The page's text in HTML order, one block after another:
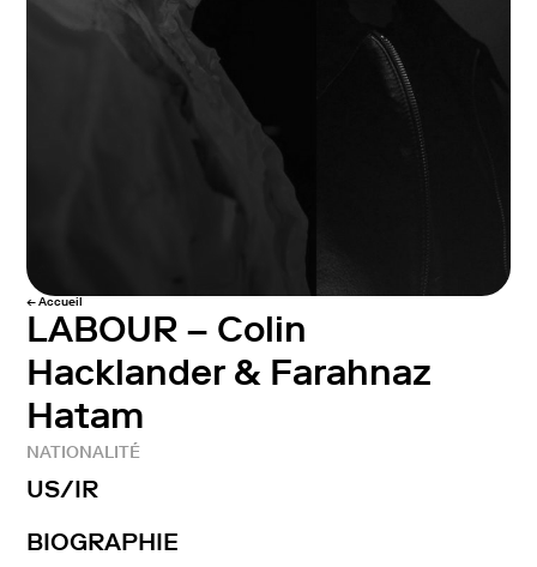
← Accueil
LABOUR – Colin
Hacklander & Farahnaz
Hatam
NATIONALITÉ
US/IR
BIOGRAPHIE